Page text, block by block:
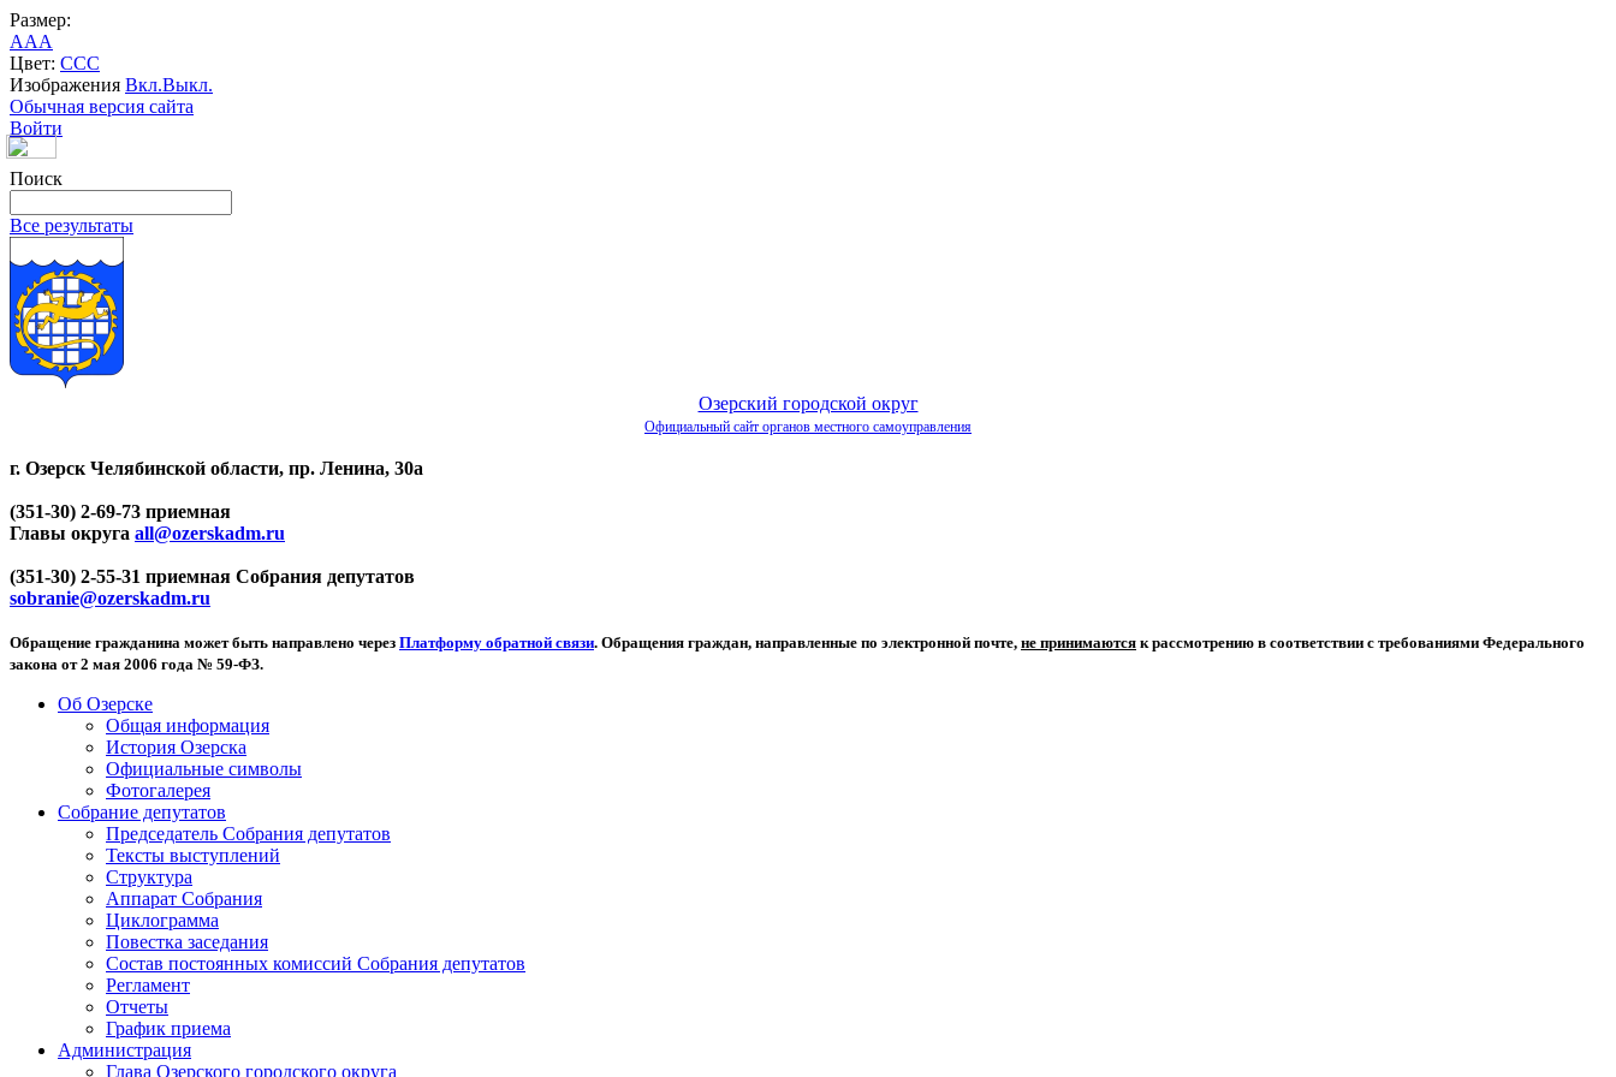
Размер:
AAA
Цвет: CCC
Изображения Вкл.Выкл.
Обычная версия сайта
Войти
Поиск
Все результаты
Озерский городской округ
Официальный сайт органов местного самоуправления
г. Озерск Челябинской области, пр. Ленина, 30а
(351-30) 2-69-73 приемная
Главы округа all@ozerskadm.ru
(351-30) 2-55-31 приемная Собрания депутатов
sobranie@ozerskadm.ru
Обращение гражданина может быть направлено через Платформу обратной связи. Обращения граждан, направленные по электронной почте, не принимаются к рассмотрению в соответствии с требованиями Федерального
закона от 2 мая 2006 года № 59-ФЗ.
Об Озерске
Общая информация
История Озерска
Официальные символы
Фотогалерея
Собрание депутатов
Председатель Собрания депутатов
Тексты выступлений
Структура
Аппарат Собрания
Циклограмма
Повестка заседания
Состав постоянных комиссий Собрания депутатов
Регламент
Отчеты
График приема
Администрация
Глава Озерского городского округа